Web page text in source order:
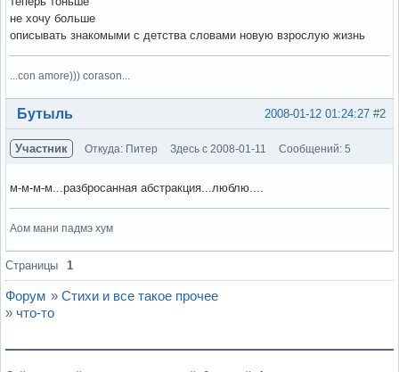
не хочу больше
описывать знакомыми с детства словами новую взрослую жизнь
...con amore))) corason...
Вне форума #2
2008-01-12 01:24:27
Бутыль
Участник Откуда: Питер Здесь с 2008-01-11 Сообщений: 5
м-м-м-м...разбросанная абстракция...люблю....
Аом мани падмэ хум
Вне форума
Страницы 1
Форум » Стихи и все такое прочее
» что-то